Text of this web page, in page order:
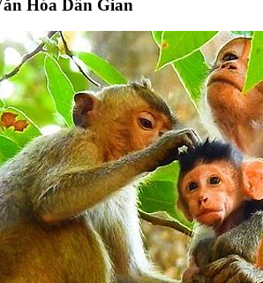
Hóa Dân Gian